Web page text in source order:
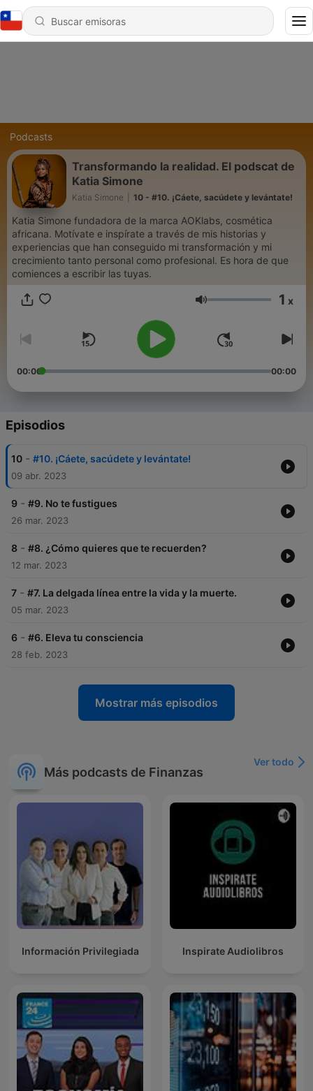
Podcasts
Transformando la realidad. El podscat de
Katia Simone
Katia Simone 10 - #10. ¡Cáete, sacúdete y levántate!
Katia Simone fundadora de la marca AOKlabs, cosmética
africana. Motívate e inspírate a través de mis historias y
experiencias que han conseguido mi transformación y mi
crecimiento tanto personal como profesional. Es hora de que
comiences a escribir las tuyas.
Volumen 1 x
00:00 00:00
Episodios
10 - #10. ¡Cáete, sacúdete y levántate!
09 abr. 2023
9 - #9. No te fustigues
26 mar. 2023
8 - #8. ¿Cómo quieres que te recuerden?
12 mar. 2023
7 - #7. La delgada línea entre la vida y la muerte.
05 mar. 2023
6 - #6. Eleva tu consciencia
28 feb. 2023
Mostrar más episodios
Más podcasts de Finanzas
Ver todo
Información Privilegiada Inspirate Audiolibros